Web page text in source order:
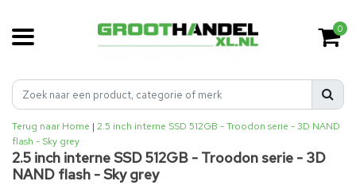
0
Terug naar Home | 2.5 inch interne SSD 512GB - Troodon serie - 3D NAND
flash - Sky grey
2.5 inch interne SSD 512GB - Troodon serie - 3D
NAND flash - Sky grey